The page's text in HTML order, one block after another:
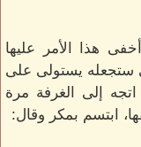
هذا الأمر عليها
ستجعله يستولى على
اتجه إلى الغرفة مرة
ابتسم بمكر وقال: